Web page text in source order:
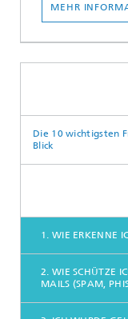
MEHR
Die 10 wichtigsten
Blick
1. WIE ERKENNE
2. WIE SCHÜTZE
MAILS (SPAM,